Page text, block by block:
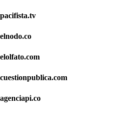
pacifista.tv
elnodo.co
elolfato.com
cuestionpublica.com
agenciapi.co